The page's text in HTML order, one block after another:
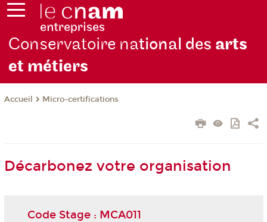
Conservatoire national des arts
et métiers
Accueil Micro-certifications
Décarbonez votre organisation
Code Stage : MCA011